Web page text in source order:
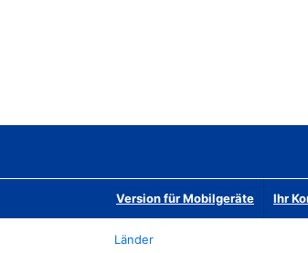
Version für Mobilgeräte Ihr
Länder